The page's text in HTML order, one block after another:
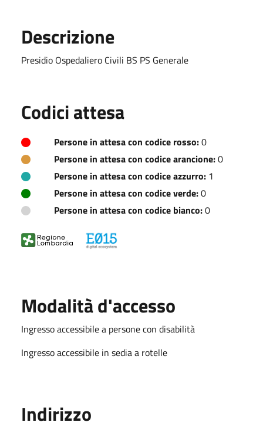
Descrizione
Presidio Ospedaliero Civili BS PS Generale
Codici attesa
Persone in attesa con codice rosso:0
Persone in attesa con codice arancione:0
Persone in attesa con codice azzurro: 1
Persone in attesa con codice verde:0
Persone in attesa con codice bianco:0
Modalità d'accesso
Ingresso accessibile a persone con disabilità
Ingresso accessibile in sedia a rotelle
Indirizzo